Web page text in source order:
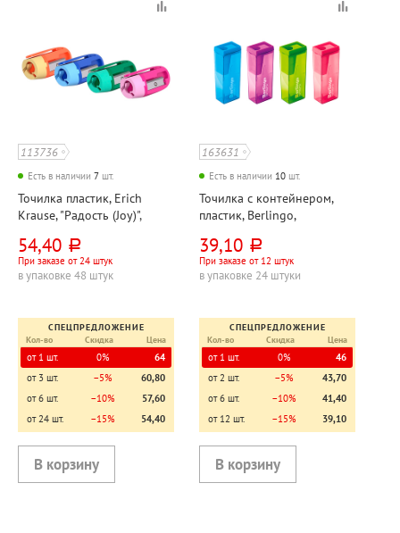
113736
Есть в наличии 7 шт.
Точилка пластик, Erich
Krause, "Радость (Joy)",
отверстие
54,40 руб.
При заказе от 24 штук
в упаковке 48 штук
СПЕЦПРЕДЛОЖЕНИЕ
Кол-во
Скидка Цена
от 1 шт. 0%
64
от 3 шт.
−5%
60,80
от 6 шт.
−10%
57,60
от 24 шт.
−15% 54,40
163631
Есть в наличии 10 шт.
Точилка с контейнером,
пластик, Berlingo,
60мм*25мм, одно
отверстие
39,10 руб.
При заказе от 12 штук
в упаковке 24 штуки
СПЕЦПРЕДЛОЖЕНИЕ
Кол-во
Скидка Цена
от 1 шт. 0%
46
от 2 шт.
−5%
43,70
от 6 шт.
−10%
41,40
от 12 шт.
−15% 39,10